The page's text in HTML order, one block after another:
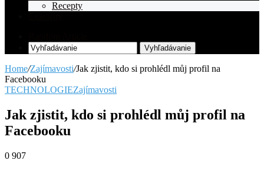
Recepty
Vyhľadávanie
Home/Zajímavosti/Jak zjistit, kdo si prohlédl můj profil na
Facebooku
TECHNOLOGIEZajímavosti
Jak zjistit, kdo si prohlédl můj profil na
Facebooku
0 907